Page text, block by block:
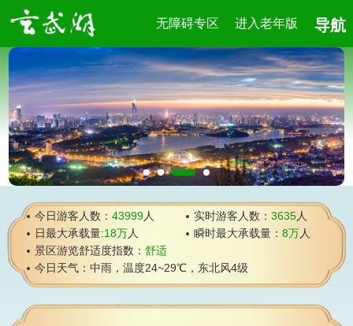
无障碍专区 进入老年版 导航
微信公众号 智慧导览小程序
湖路区域全年 24 小时开放，五洲及情侣园开放时间为:4
月至 10 月 6:00-22:00，11 月至次年 3月 6:00-21:00。
今日游客人数： 43999人 实时游客人数：3635人
日最大承载量:18万人 瞬时最大承载量：8万人
景区游览舒适度指数： 舒适
今日天气：中雨，温度24~29℃，东北风4级